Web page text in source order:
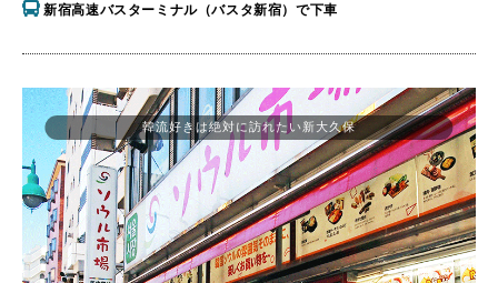
新宿高速バスターミナル（バスタ新宿）で下車
韓流好きは絶対に訪れたい新大久保